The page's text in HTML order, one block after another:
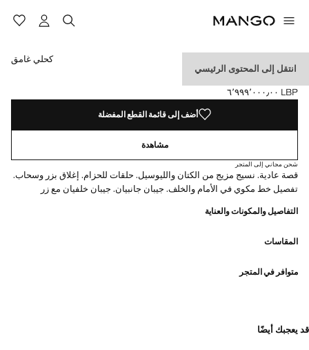
انتقل إلى المحتوى الرئيسي
بناطيل كتان بقصة ضيقة
السعر الحالي [LBP ٦٬٩٩٩٬٠٠٠٫٠٠ ]
LBP ٦٬٩٩٩٬٠٠٠٫٠٠
حدد اللون
تم اختيار اللون كحلي غامق
اللون رملياللون شوكولاتة
كحلي غامق
أضف إلى قائمة القطع المفضلة
مشاهدة
شحن مجاني إلى المتجر
قصة عادية. نسيج مزيج من الكتان والليوسيل. حلقات للحزام. إغلاق بزر وسحاب.
تفصيل خط مكوي في الأمام والخلف. جيبان جانبيان. جيبان خلفيان مع زر
التفاصيل والمكونات والعناية
المقاسات
متوافر في المتجر
قد يعجبك أيضًا